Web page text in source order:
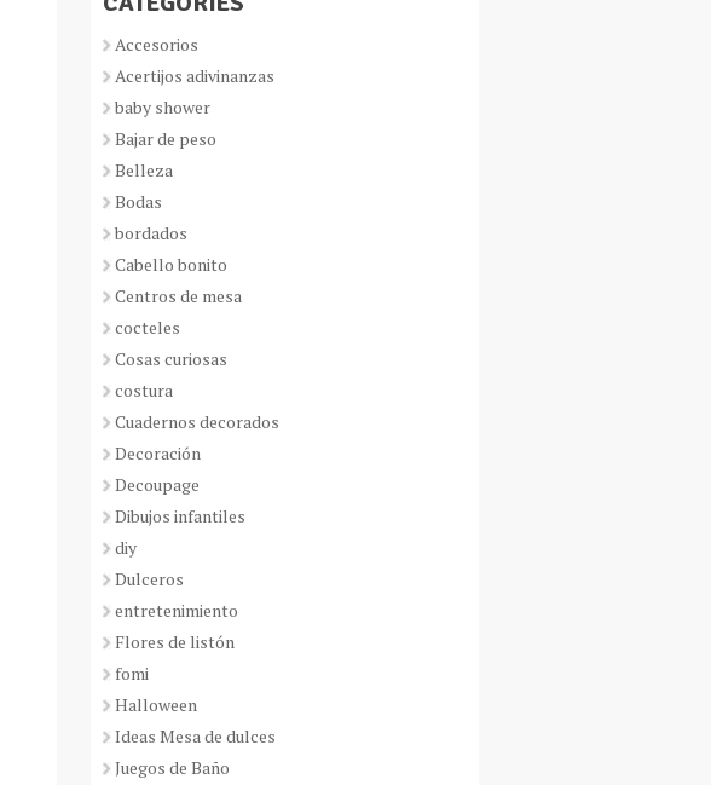
Accesorios
Acertijos adivinanzas
baby shower
Bajar de peso
Belleza
Bodas
bordados
Cabello bonito
Centros de mesa
cocteles
Cosas curiosas
costura
Cuadernos decorados
Decoración
Decoupage
Dibujos infantiles
diy
Dulceros
entretenimiento
Flores de listón
fomi
Halloween
Ideas Mesa de dulces
Juegos de Baño